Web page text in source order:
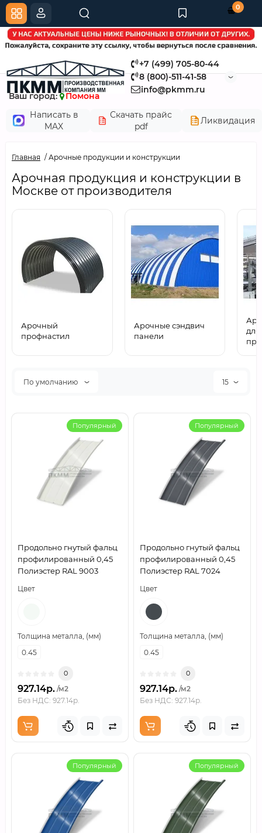
+7 (499) 705-80-44
8 (800)-511-41-58
info@pkmm.ru
Ваш город:
Помона
Написать в
MAX
Скачать прайс
pdf
Ликвидация
0
Главная Арочные продукции и конструкции
Арочная продукция и конструкции в
Москве от производителя
Арочный
профнастил
Арочные сэндвич
панели
По умолчанию 15
Популярный
Продольно гнутый фальц
профилированный 0,45
Полиэстер RAL 9003
Цвет
Толщина металла, (мм)
0.45
0
927.14р. /м2
Без НДС: 927.14р.
Популярный
Продольно гнутый фальц
профилированный 0,45
Полиэстер RAL 7024
Цвет
Толщина металла, (мм)
0.45
0
927.14р. /м2
Без НДС: 927.14р.
Популярный Популярный